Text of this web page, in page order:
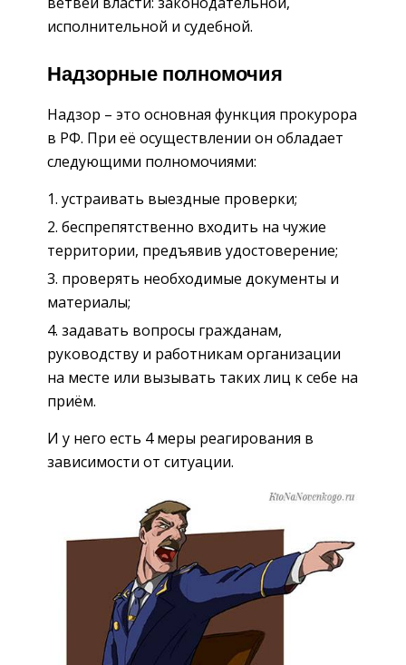
исполнительной и судебной.
Надзорные полномочия
Надзор – это основная функция прокурора
в РФ. При её осуществлении он обладает
следующими полномочиями:
устраивать выездные проверки;
беспрепятственно входить на чужие
территории, предъявив удостоверение;
проверять необходимые документы и
материалы;
задавать вопросы гражданам,
руководству и работникам организации
на месте или вызывать таких лиц к себе на
приём.
И у него есть 4 меры реагирования в
зависимости от ситуации.